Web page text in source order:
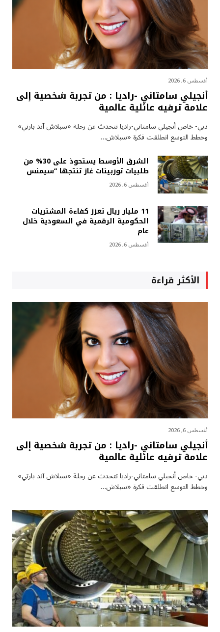
أغسطس 6, 2026
أنجيلي سامتاني -راديا : من تجربة شخصية إلى
علامة ترفيه عائلية عالمية
دبي- خاص أنجيلي سامتاني-راديا تتحدث عن رحلة «سبلاش آند بارتي»
وخطط التوسع انطلقت فكرة «سبلاش…
الشرق الأوسط يستحوذ على 30% من
طلبيات توربينات غاز تنتجها “سيمنس
أغسطس 6, 2026
11 مليار ريال تعزز كفاءة المشتريات
الحكومية الرقمية في السعودية خلال
عام
أغسطس 6, 2026
الأكثر قراءة
أغسطس 6, 2026
أنجيلي سامتاني -راديا : من تجربة شخصية إلى
علامة ترفيه عائلية عالمية
دبي- خاص أنجيلي سامتاني-راديا تتحدث عن رحلة «سبلاش آند بارتي»
وخطط التوسع انطلقت فكرة «سبلاش…